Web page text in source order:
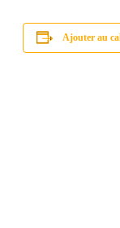
Ajouter au